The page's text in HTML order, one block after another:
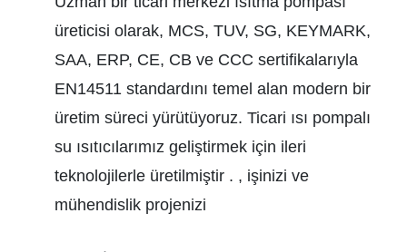
üreticisi olarak, MCS, TUV, SG, KEYMARK,
SAA, ERP, CE, CB ve CCC sertifikalarıyla
EN14511 standardını temel alan modern bir
üretim süreci yürütüyoruz. Ticari ısı pompalı
su ısıtıcılarımız geliştirmek için ileri
teknolojilerle üretilmiştir . , işinizi ve
mühendislik projenizi